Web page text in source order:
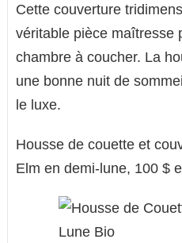
Cette couverture
véritable pièce maîtresse
chambre à coucher. La
une bonne nuit de
le luxe.
Housse de couette et
Elm en demi-lune, 100 $